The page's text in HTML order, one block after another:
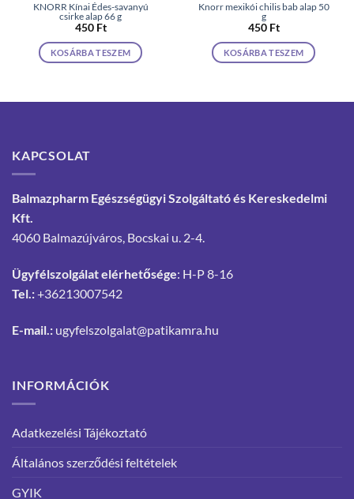
KNORR Kínai Édes-savanyú
csirke alap 66 g
450 Ft
KOSÁRBA TESZEM
Knorr mexikói chilis bab alap 50
g
450 Ft
KOSÁRBA TESZEM
KAPCSOLAT
Balmazpharm Egészségügyi Szolgáltató és Kereskedelmi
Kft.
4060 Balmazújváros, Bocskai u. 2-4.
Ügyfélszolgálat elérhetősége: H-P 8-16
Tel.:+36213007542
E-mail.: ugyfelszolgalat@patikamra.hu
INFORMÁCIÓK
Adatkezelési Tájékoztató
Általános szerződési feltételek
GYIK